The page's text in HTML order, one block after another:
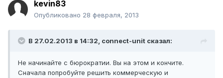
kevin83
Опубликовано 28 февраля, 2013
В 27.02.2013 в 14:32, connect-unit сказал:
Не начинайте с бюрократии. Вы на этом и кончите.
Сначала попробуйте решить коммерческую и